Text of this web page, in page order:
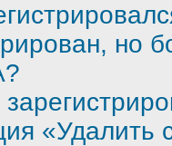
но
«Удалить